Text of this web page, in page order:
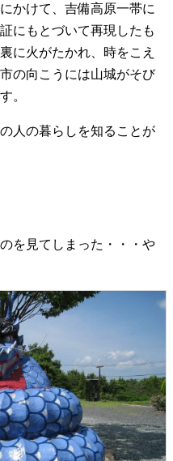
かけて、吉備高原一帯に
にもとづいて再現したも
に火がたかれ、時をこえ
の向こうには山城がそび
。
人の暮らしを知ることが
を見てしまった・・・や